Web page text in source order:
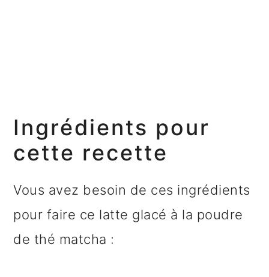
Ingrédients pour
cette recette
Vous avez besoin de ces ingrédients
pour faire ce latte glacé à la poudre
de thé matcha :